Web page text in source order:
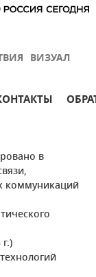
ВИЗУАЛ
в
коммуникаций